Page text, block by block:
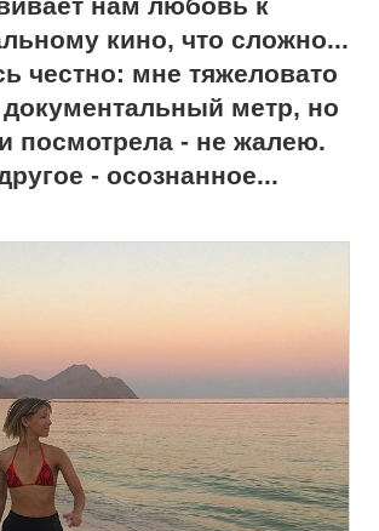
кино, что сложно...
честно: мне тяжеловато
документальный метр, но
посмотрела - не жалею.
- осознанное...